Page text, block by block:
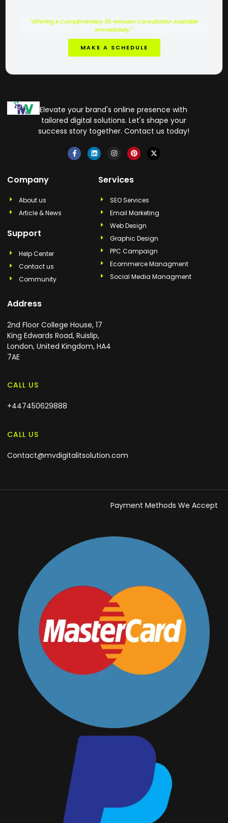
"Offering A Complimentary 30-Minutes Consultation Available
Immediately."
MAKE A SCHEDULE
Elevate your brand's online presence with
tailored digital solutions. Let's shape your
success story together. Contact us today!
Company
About us
Article & News
Support
Help Center
Contact us
Community
Services
SEO Services
Email Marketing
Web Design
Graphic Design
PPC Campaign
Ecommerce Managment
Social Media Managment
Address
2nd Floor College House, 17
King Edwards Road, Ruislip,
London, United Kingdom, HA4
7AE
CALL US
+447450629888
CALL US
Contact@mvdigitalitsolution.com
Payment Methods We Accept